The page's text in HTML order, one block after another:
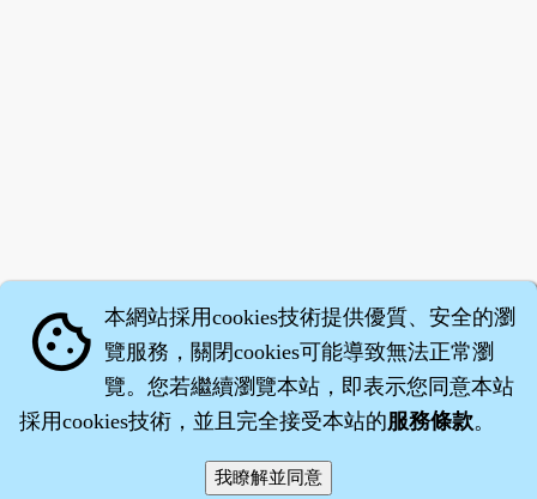
‧沈藥子©2008～2026
cookie 本網站採用cookies技術提供優質、安全的瀏
覽服務，關閉cookies可能導致無法正常瀏
覽。您若繼續瀏覽本站，即表示您同意本站
採用cookies技術，並且完全接受本站的服務條款。